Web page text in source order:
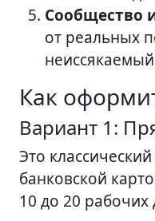
Сообщество
от реальных
Как
Вариант 1:
Это
банковской
10 до 20